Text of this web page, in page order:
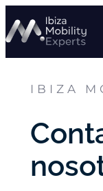
al
contenido
IBIZA